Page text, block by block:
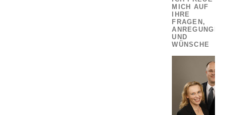
MICH AUF
IHRE
FRAGEN,
ANREGUNGEN
UND
WÜNSCHE